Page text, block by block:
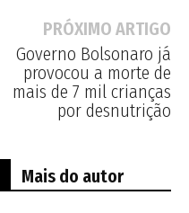
PRÓXIMO ARTIGO
Governo Bolsonaro já
provocou a morte de
mais de 7 mil crianças
por desnutrição
Mais do autor